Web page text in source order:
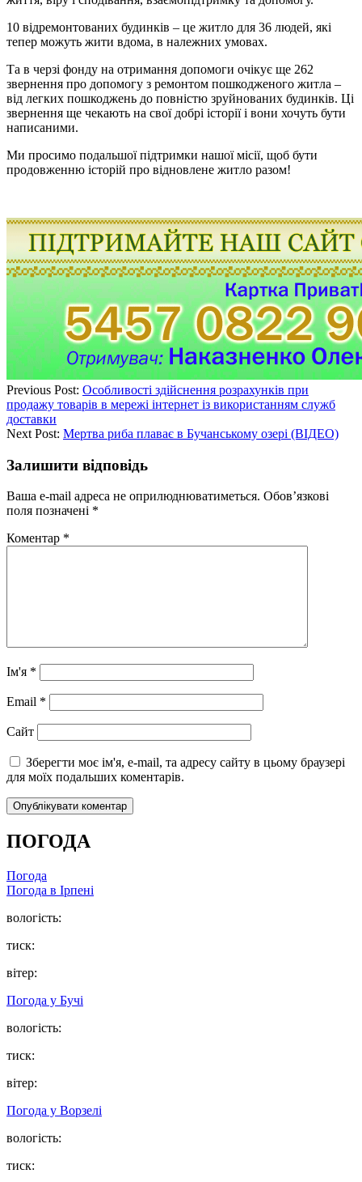
10 відремонтованих будинків – це житло для 36 людей, які
тепер можуть жити вдома, в належних умовах.
Та в черзі фонду на отримання допомоги очікує ще 262
звернення про допомогу з ремонтом пошкодженого житла –
від легких пошкоджень до повністю зруйнованих будинків. Ці
звернення ще чекають на свої добрі історії і вони хочуть бути
написаними.
Ми просимо подальшої підтримки нашої місії, щоб бути
продовженню історій про відновлене житло разом!
Previous Post: Особливості здійснення розрахунків при
продажу товарів в мережі інтернет із використанням служб
доставки
Next Post: Мертва риба плаває в Бучанському озері (ВІДЕО)
Залишити відповідь
Ваша e-mail адреса не оприлюднюватиметься. Обов’язкові
поля позначені *
Коментар *
Ім'я *
Email *
Сайт
Зберегти моє ім'я, e-mail, та адресу сайту в цьому браузері
для моїх подальших коментарів.
ПОГОДА
Погода
Погода в Ірпені
вологість:
тиск:
вітер:
Погода у Бучі
вологість:
тиск:
вітер:
Погода у Ворзелі
вологість:
тиск: